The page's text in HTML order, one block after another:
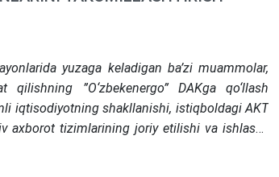
yuzaga keladigan ba’zi muammolar,
”O‘zbekenergo” DAKga qo‘llash
iqtisodiyotning shakllanishi, istiqboldagi AKT
axborot tizimlarining joriy etilishi va ishlashi,
hamjamiyati tamoyillari ilmiy jihatdan